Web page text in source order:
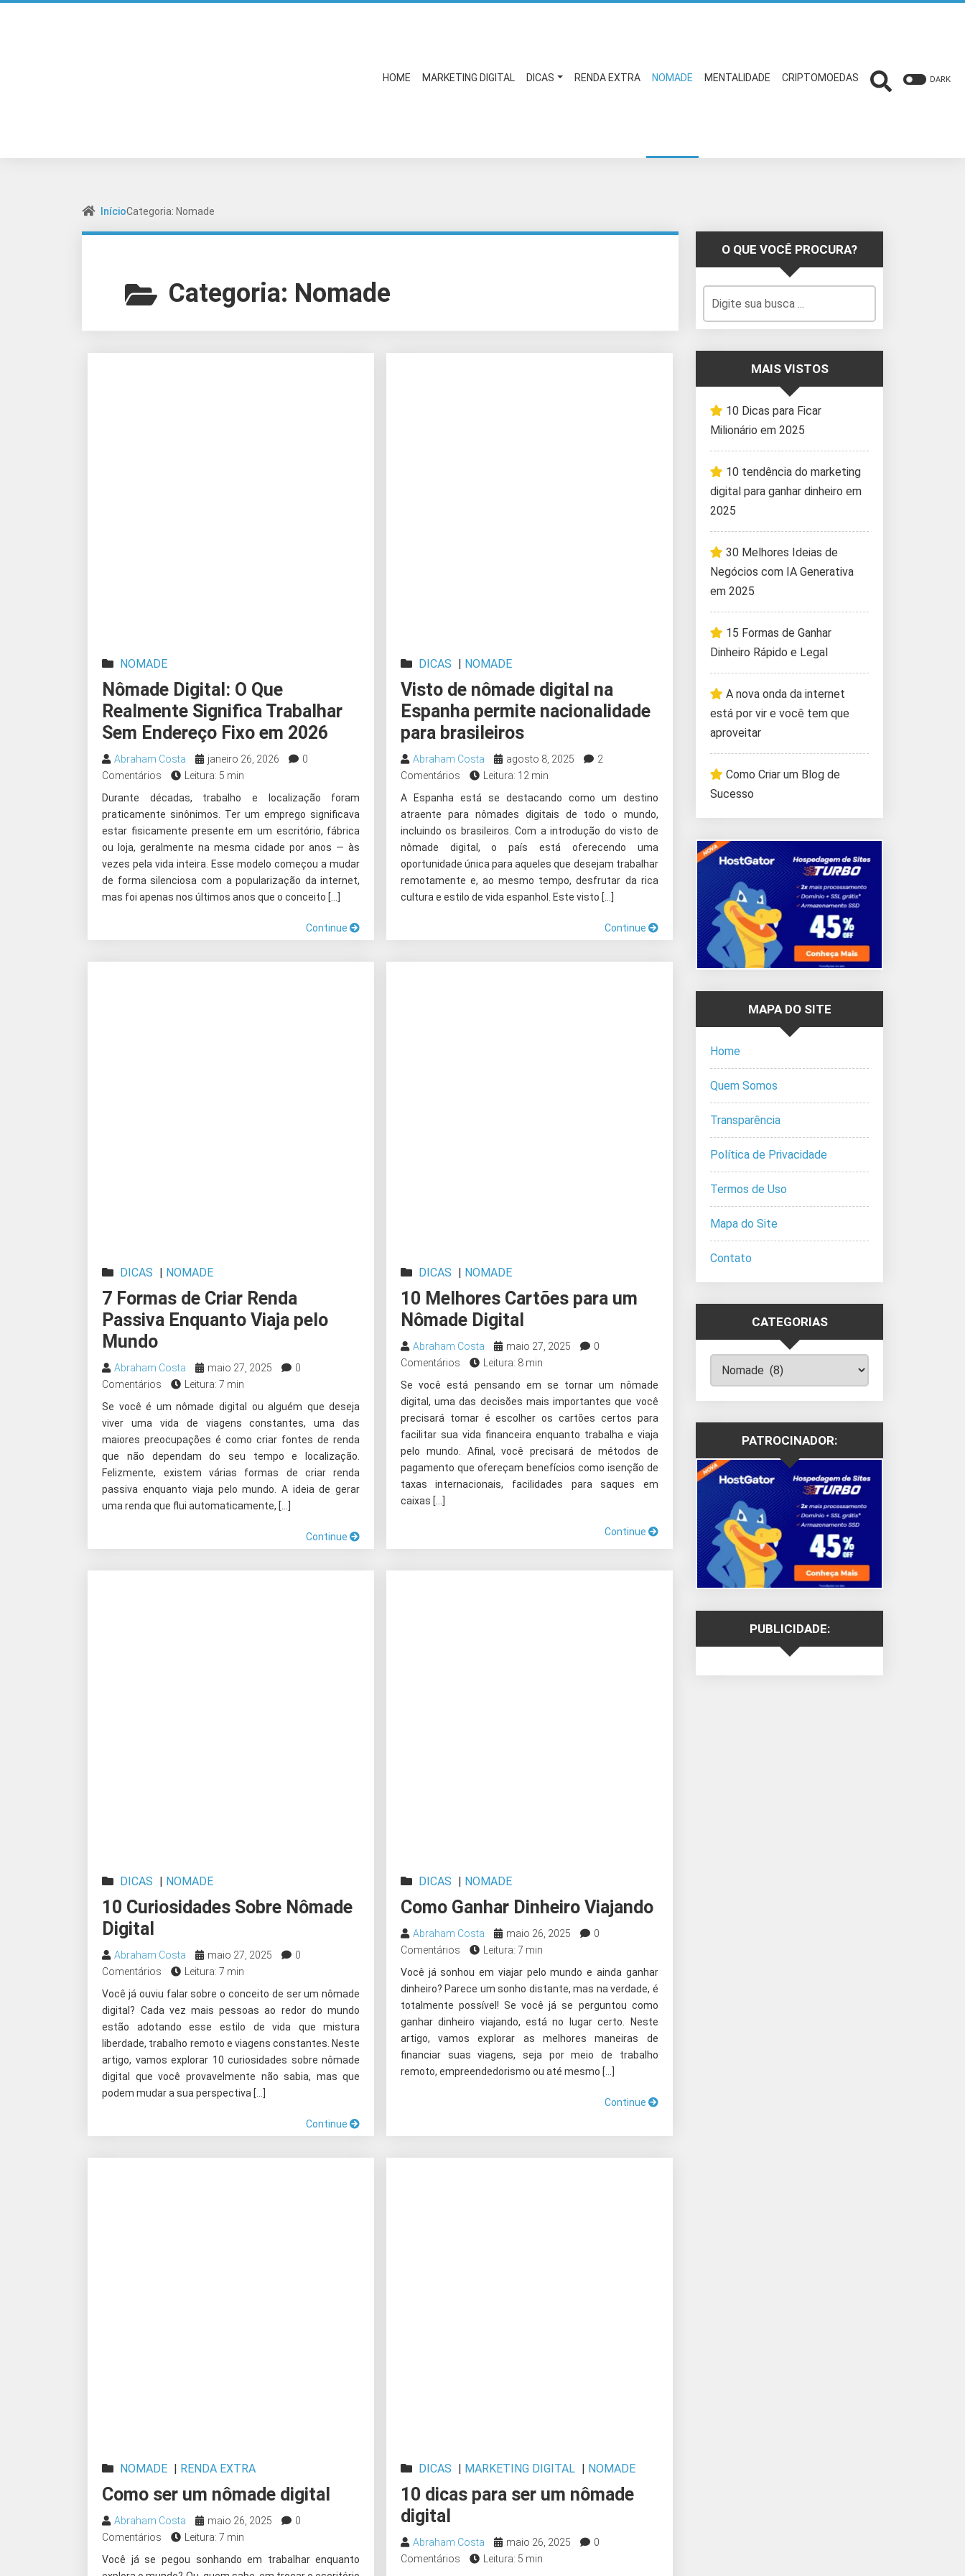
HOME MARKETING DIGITAL DICAS RENDA EXTRA NOMADE MENTALIDADE CRIPTOMOEDAS DARK
InícioCategoria: Nomade
Categoria: Nomade
NOMADE
Nômade Digital: O Que
Realmente Significa Trabalhar
Sem Endereço Fixo em 2026
Abraham Costa janeiro 26, 2026
0
Comentários
Leitura: 5 min
Durante décadas, trabalho e localização foram
praticamente sinônimos. Ter um emprego significava
estar fisicamente presente em um escritório, fábrica
ou loja, geralmente na mesma cidade por anos — às
vezes pela vida inteira. Esse modelo começou a mudar
de forma silenciosa com a popularização da internet,
mas foi apenas nos últimos anos que o conceito […]
Continue
DICAS NOMADE
Visto de nômade digital na
Espanha permite nacionalidade
para brasileiros
Abraham Costa agosto 8, 2025
2
Comentários
Leitura: 12 min
A Espanha está se destacando como um destino
atraente para nômades digitais de todo o mundo,
incluindo os brasileiros. Com a introdução do visto de
nômade digital, o país está oferecendo uma
oportunidade única para aqueles que desejam trabalhar
remotamente e, ao mesmo tempo, desfrutar da rica
cultura e estilo de vida espanhol. Este visto […]
Continue
DICAS NOMADE
7 Formas de Criar Renda
Passiva Enquanto Viaja pelo
Mundo
Abraham Costa maio 27, 2025
0
Comentários
Leitura: 7 min
Se você é um nômade digital ou alguém que deseja
viver uma vida de viagens constantes, uma das
maiores preocupações é como criar fontes de renda
que não dependam do seu tempo e localização.
Felizmente, existem várias formas de criar renda
passiva enquanto viaja pelo mundo. A ideia de gerar
uma renda que flui automaticamente, […]
Continue
DICAS NOMADE
10 Melhores Cartões para um
Nômade Digital
Abraham Costa maio 27, 2025
0
Comentários
Leitura: 8 min
Se você está pensando em se tornar um nômade
digital, uma das decisões mais importantes que você
precisará tomar é escolher os cartões certos para
facilitar sua vida financeira enquanto trabalha e viaja
pelo mundo. Afinal, você precisará de métodos de
pagamento que ofereçam benefícios como isenção de
taxas internacionais, facilidades para saques em
caixas […]
Continue
DICAS | NOMADE
10 Curiosidades Sobre Nômade
Digital
Abraham Costa maio 27, 2025
0
Comentários
Leitura: 7 min
Você já ouviu falar sobre o conceito de ser um nômade
digital? Cada vez mais pessoas ao redor do mundo
estão adotando esse estilo de vida que mistura
liberdade, trabalho remoto e viagens constantes. Neste
artigo, vamos explorar 10 curiosidades sobre nômade
digital que você provavelmente não sabia, mas que
podem mudar a sua perspectiva […]
Continue
DICAS | NOMADE
Como Ganhar Dinheiro Viajando
Abraham Costa maio 26, 2025
0
Comentários
Leitura: 7 min
Você já sonhou em viajar pelo mundo e ainda ganhar
dinheiro? Parece um sonho distante, mas na verdade, é
totalmente possível! Se você já se perguntou como
ganhar dinheiro viajando, está no lugar certo. Neste
artigo, vamos explorar as melhores maneiras de
financiar suas viagens, seja por meio de trabalho
remoto, empreendedorismo ou até mesmo […]
Continue
NOMADE | RENDA EXTRA
Como ser um nômade digital
Abraham Costa maio 26, 2025
0
Comentários
Leitura: 7 min
Você já se pegou sonhando em trabalhar enquanto
DICAS | MARKETING DIGITAL | NOMADE
10 dicas para ser um nômade
digital
Abraham Costa maio 26, 2025
0
Comentários
Leitura: 5 min
O QUE VOCÊ PROCURA?
MAIS VISTOS
10 Dicas para Ficar
Milionário em 2025
10 tendência do marketing
digital para ganhar dinheiro em
2025
30 Melhores Ideias de
Negócios com IA Generativa
em 2025
15 Formas de Ganhar
Dinheiro Rápido e Legal
A nova onda da internet
está por vir e você tem que
aproveitar
Como Criar um Blog de
Sucesso
MAPA DO SITE
Home
Quem Somos
Transparência
Política de Privacidade
Termos de Uso
Mapa do Site
Contato
CATEGORIAS
Categorias
PATROCINADOR:
PUBLICIDADE: